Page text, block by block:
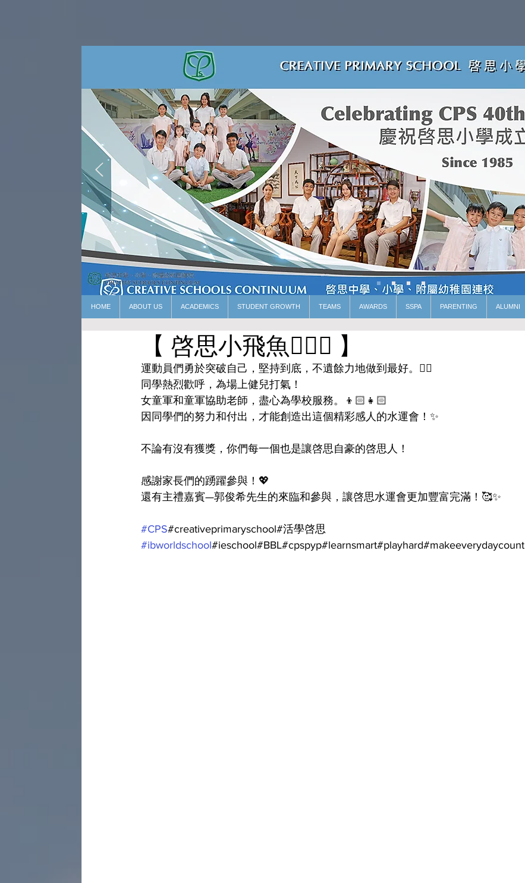
HOME ABOUT US ACADEMICS STUDENT GROWTH TEAMS AWARDS SSPA PARENTING ALUMNI
【 啓思小飛魚🏊🏻‍♂️ 】
運動員們勇於突破自己，堅持到底，不遺餘力地做到最好。🏊‍♀️
同學熱烈歡呼，為場上健兒打氣！
女童軍和童軍協助老師，盡心為學校服務。👦🏻👧🏻
因同學們的努力和付出，才能創造出這個精彩感人的水運會！✨
不論有沒有獲獎，你們每一個也是讓啓思自豪的啓思人！
感謝家長們的踴躍參與！💖
還有主禮嘉賓—郭俊希先生的來臨和參與，讓啓思水運會更加豐富完滿！🥰✨
#CPS#creativeprimaryschool#活學啓思
#ibworldschool#ieschool#BBL#cpspyp#learnsmart#playhard#makeeverydaycount